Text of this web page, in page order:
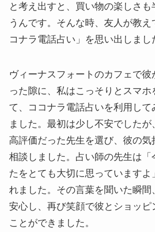
と考え出すと、買い物の楽しさも
うんです。そんな時、友人が教え
コナラ電話占い」を思い出しまし
ヴィーナスフォートのカフェで彼
った隙に、私はこっそりとスマホ
て、ココナラ電話占いを利用して
ました。最初は少し不安でしたが
高評価だった先生を選び、彼の気
相談しました。占い師の先生は「
たをとても大切に思っていますよ
れました。その言葉を聞いた瞬間
安心し、再び笑顔で彼とショッピ
ことができました。